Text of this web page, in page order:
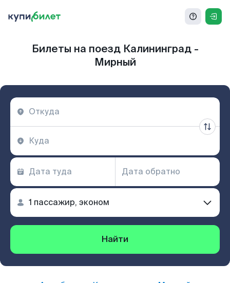
Билеты на поезд Калининград -
Мирный
Найти